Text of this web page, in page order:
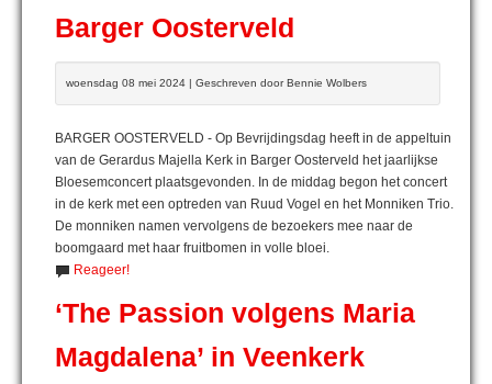
Barger Oosterveld
woensdag 08 mei 2024 | Geschreven door Bennie Wolbers
BARGER OOSTERVELD - Op Bevrijdingsdag heeft in de appeltuin
van de Gerardus Majella Kerk in Barger Oosterveld het jaarlijkse
Bloesemconcert plaatsgevonden. In de middag begon het concert
in de kerk met een optreden van Ruud Vogel en het Monniken Trio.
De monniken namen vervolgens de bezoekers mee naar de
boomgaard met haar fruitbomen in volle bloei.
Reageer!
‘The Passion volgens Maria
Magdalena’ in Veenkerk